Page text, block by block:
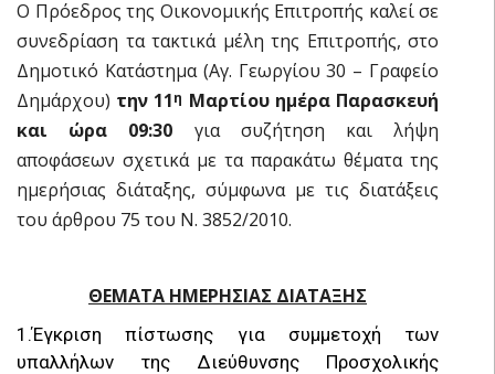
Ο Πρόεδρος της Οικονομικής Επιτροπής καλεί σε
συνεδρίαση τα τακτικά μέλη της Επιτροπής, στο
Δημοτικό Κατάστημα (Αγ. Γεωργίου 30 – Γραφείο
Δημάρχου) την 11η Μαρτίου ημέρα Παρασκευή
και ώρα 09:30 για συζήτηση και λήψη
αποφάσεων σχετικά με τα παρακάτω θέματα της
ημερήσιας διάταξης, σύμφωνα με τις διατάξεις
του άρθρου 75 του Ν. 3852/2010.
ΘΕΜΑΤΑ ΗΜΕΡΗΣΙΑΣ ΔΙΑΤΑΞΗΣ
1.Έγκριση πίστωσης για συμμετοχή των
υπαλλήλων της Διεύθυνσης Προσχολικής